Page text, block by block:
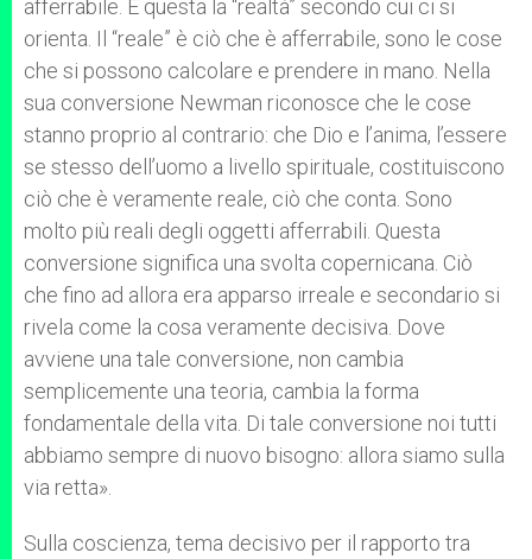
afferrabile. È questa la “realtà” secondo cui ci si
orienta. Il “reale” è ciò che è afferrabile, sono le cose
che si possono calcolare e prendere in mano. Nella
sua conversione Newman riconosce che le cose
stanno proprio al contrario: che Dio e l’anima, l’essere
se stesso dell’uomo a livello spirituale, costituiscono
ciò che è veramente reale, ciò che conta. Sono
molto più reali degli oggetti afferrabili. Questa
conversione significa una svolta copernicana. Ciò
che fino ad allora era apparso irreale e secondario si
rivela come la cosa veramente decisiva. Dove
avviene una tale conversione, non cambia
semplicemente una teoria, cambia la forma
fondamentale della vita. Di tale conversione noi tutti
abbiamo sempre di nuovo bisogno: allora siamo sulla
via retta».
Sulla coscienza, tema decisivo per il rapporto tra